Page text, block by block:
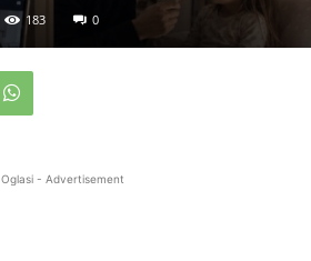
183 0
Oglasi - Advertisement